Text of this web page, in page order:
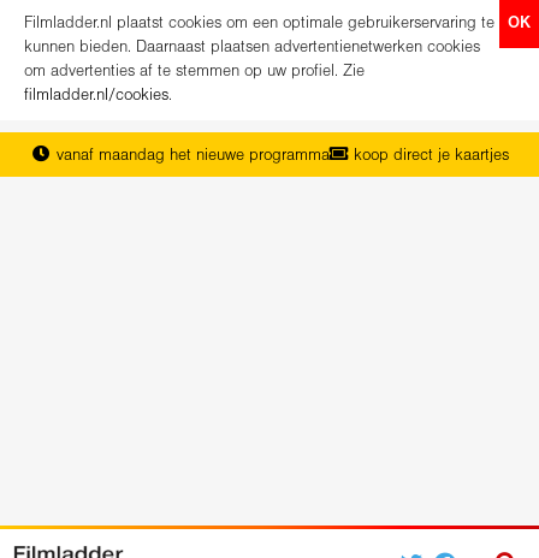
OK
Filmladder.nl plaatst cookies om een optimale gebruikerservaring te
kunnen bieden. Daarnaast plaatsen advertentienetwerken cookies
om advertenties af te stemmen op uw profiel. Zie
filmladder.nl/cookies.
vanaf maandag het nieuwe programma
koop direct je kaartjes
het complete overzicht van Nederland